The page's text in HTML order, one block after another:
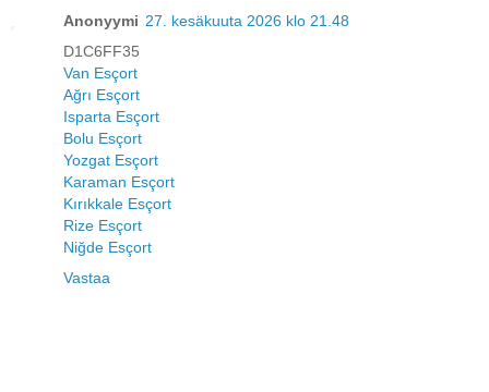
Anonyymi 27. kesäkuuta 2026 klo 21.48
D1C6FF35
Van Esçort
Ağrı Esçort
Isparta Esçort
Bolu Esçort
Yozgat Esçort
Karaman Esçort
Kırıkkale Esçort
Rize Esçort
Niğde Esçort
Vastaa